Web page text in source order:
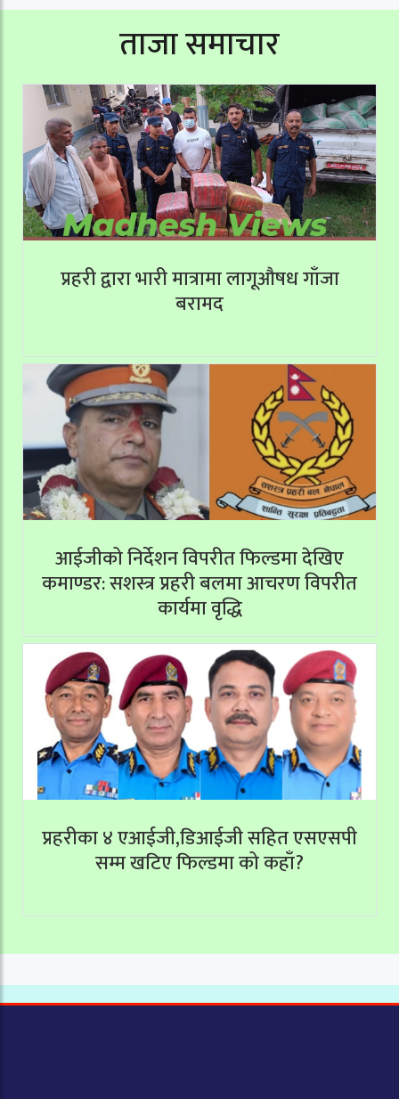
ताजा समाचार
प्रहरी द्वारा भारी मात्रामा लागूऔषध गाँजा
बरामद
आईजीको निर्देशन विपरीत फिल्डमा देखिए
कमाण्डर: सशस्त्र प्रहरी बलमा आचरण विपरीत
कार्यमा वृद्धि
प्रहरीका ४ एआईजी,डिआईजी सहित एसएसपी
सम्म खटिए फिल्डमा को कहाँ?